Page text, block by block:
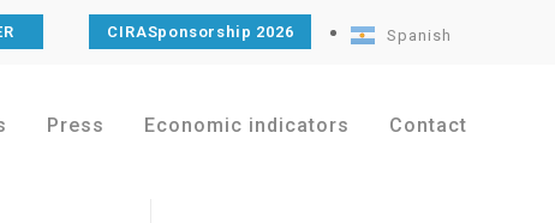
CIRASponsorship 2026 Spanish
Press Economic indicators Contact